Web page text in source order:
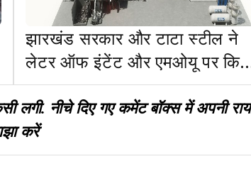
झारखंड सरकार और टाटा स्टील ने
लेटर ऑफ इंटेंट और एमओयू पर किए
हस्ताक्षर
नीचे दिए गए कमेंट बॉक्स में अपनी राय
करें